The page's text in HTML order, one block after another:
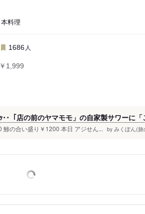
料理
1686 人
1,999
･「店の前のヤマモモ」の自家製サワーに「
の合い盛り￥1200 本日 アジせん... by みくぽん(